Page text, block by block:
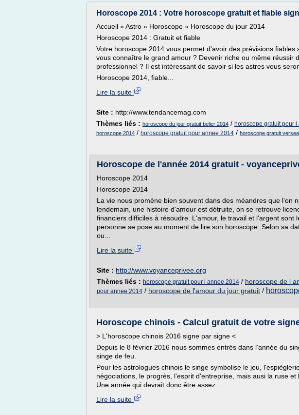
Horoscope 2014 : Votre horoscope gratuit et fiable
Accueil » Astro » Horoscope » Horoscope du jour 2014
Horoscope 2014 : Gratuit et fiable
Votre horoscope 2014 vous permet d'avoir des prévisions fiables
vous connaître le grand amour ? Devenir riche ou même réussir
professionnel ? Il est intéressant de savoir si les astres vous
Horoscope 2014, fiable...
Lire la suite
Site : http://www.tendancemag.com
Thèmes liés : horoscope du jour gratuit belier 2014 / horoscope gratuit pour
horoscope 2014 / horoscope gratuit pour annee 2014 / horoscope gratuit
Horoscope de l'année 2014 gratuit -
Horoscope 2014
Horoscope 2014
La vie nous promène bien souvent dans des méandres que l'on
lendemain, une histoire d'amour est détruite, on se retrouve
financiers difficiles à résoudre. L'amour, le travail et l'argent sont
personne se pose au moment de lire son horoscope. Selon sa
ou...
Lire la suite
Site : http://www.voyanceprivee.org
Thèmes liés : horoscope gratuit pour l annee 2014 / horoscope de l
pour annee 2014 / horoscope de l'amour du jour gratuit /
Horoscope chinois - Calcul gratuit de votre
> L'horoscope chinois 2016 signe par signe <
Depuis le 8 février 2016 nous sommes entrés dans l'année du
singe de feu.
Pour les astrologues chinois le singe symbolise le jeu,
négociations, le progrès, l'esprit d'entreprise, mais ausi la ruse et
Une année qui devrait donc être assez...
Lire la suite